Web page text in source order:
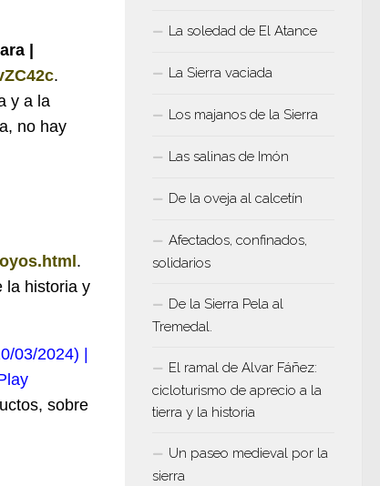
|
.
y a la
no hay
.
la historia y
03/2024) |
sobre
La soledad de El Atance
La Sierra vaciada
Los majanos de la Sierra
Las salinas de Imón
De la oveja al calcetín
Afectados, confinados,
solidarios
De la Sierra Pela al
Tremedal.
El ramal de Alvar Fáñez:
cicloturismo de aprecio a la
tierra y la historia
Un paseo medieval por la
sierra